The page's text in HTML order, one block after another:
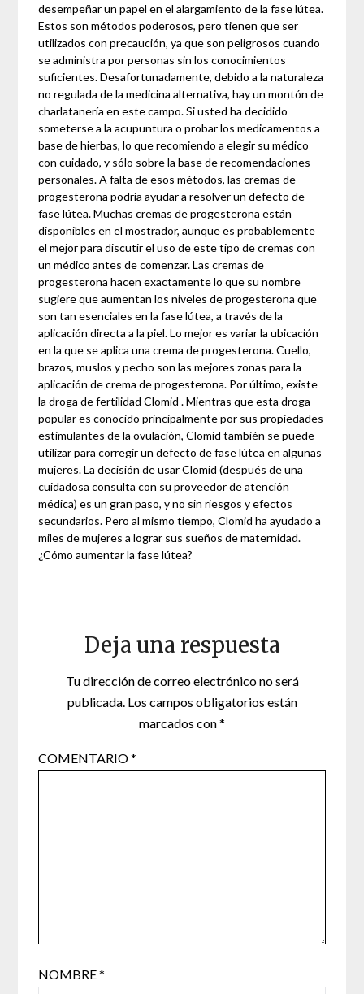
desempeñar un papel en el alargamiento de la fase lútea.
Estos son métodos poderosos, pero tienen que ser
utilizados con precaución, ya que son peligrosos cuando
se administra por personas sin los conocimientos
suficientes. Desafortunadamente, debido a la naturaleza
no regulada de la medicina alternativa, hay un montón de
charlatanería en este campo. Si usted ha decidido
someterse a la acupuntura o probar los medicamentos a
base de hierbas, lo que recomiendo a elegir su médico
con cuidado, y sólo sobre la base de recomendaciones
personales. A falta de esos métodos, las cremas de
progesterona podría ayudar a resolver un defecto de
fase lútea. Muchas cremas de progesterona están
disponibles en el mostrador, aunque es probablemente
el mejor para discutir el uso de este tipo de cremas con
un médico antes de comenzar. Las cremas de
progesterona hacen exactamente lo que su nombre
sugiere que aumentan los niveles de progesterona que
son tan esenciales en la fase lútea, a través de la
aplicación directa a la piel. Lo mejor es variar la ubicación
en la que se aplica una crema de progesterona. Cuello,
brazos, muslos y pecho son las mejores zonas para la
aplicación de crema de progesterona. Por último, existe
la droga de fertilidad Clomid . Mientras que esta droga
popular es conocido principalmente por sus propiedades
estimulantes de la ovulación, Clomid también se puede
utilizar para corregir un defecto de fase lútea en algunas
mujeres. La decisión de usar Clomid (después de una
cuidadosa consulta con su proveedor de atención
médica) es un gran paso, y no sin riesgos y efectos
secundarios. Pero al mismo tiempo, Clomid ha ayudado a
miles de mujeres a lograr sus sueños de maternidad.
¿Cómo aumentar la fase lútea?
Deja una respuesta
Tu dirección de correo electrónico no será
publicada. Los campos obligatorios están
marcados con*
COMENTARIO*
NOMBRE*